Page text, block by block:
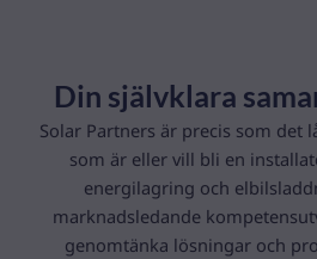
Din självklara
Solar Partners är precis som det
som är eller vill bli en
energilagring och
marknadsledande
genomtänka lösningar och